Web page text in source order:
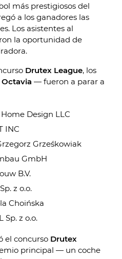
más prestigiosos del
a los ganadores las
Los asistentes al
la oportunidad de
Drutex League, los
— fueron a parar a
Design LLC
INC
Grześkowiak
GmbH
B.V.
z o.o.
Choińska
Sp. z o.o.
el concurso Drutex
principal — un coche